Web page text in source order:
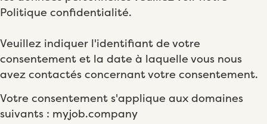
Politique confidentialité.
Veuillez indiquer l'identifiant de votre
consentement et la date à laquelle vous nous
avez contactés concernant votre consentement.
Votre consentement s'applique aux domaines
suivants : myjob.company